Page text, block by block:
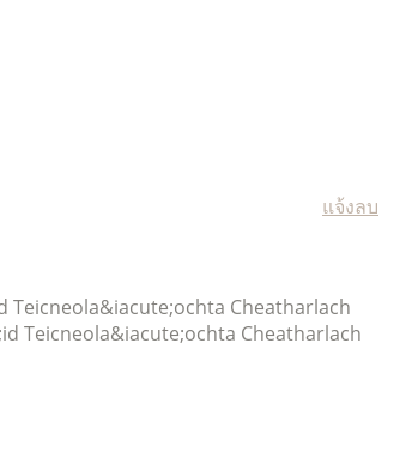
แจ้งลบ
Teicneola&iacute;ochta Cheatharlach
Teicneola&iacute;ochta Cheatharlach